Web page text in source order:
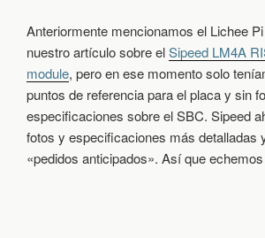
V
S
B
:
U
N
O
Anteriormente mencionamos el Lichee
nuestro artículo sobre elSipeed LM4A
module, pero en ese momento solo
puntos de referencia para el placa y sin
especificaciones sobre el SBC. Sipeed
fotos y especificaciones más detalladas
«pedidos anticipados». Así que